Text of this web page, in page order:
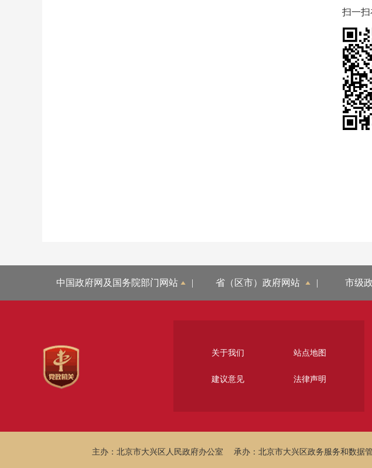
扫一
中国政府网及国务院部门网站 | 省（区市）政府网站 | 市级
关于我们 站点地图
建议意见 法律声明
主办：北京市大兴区人民政府办公室 承办：北京市大兴区政务服务和数据